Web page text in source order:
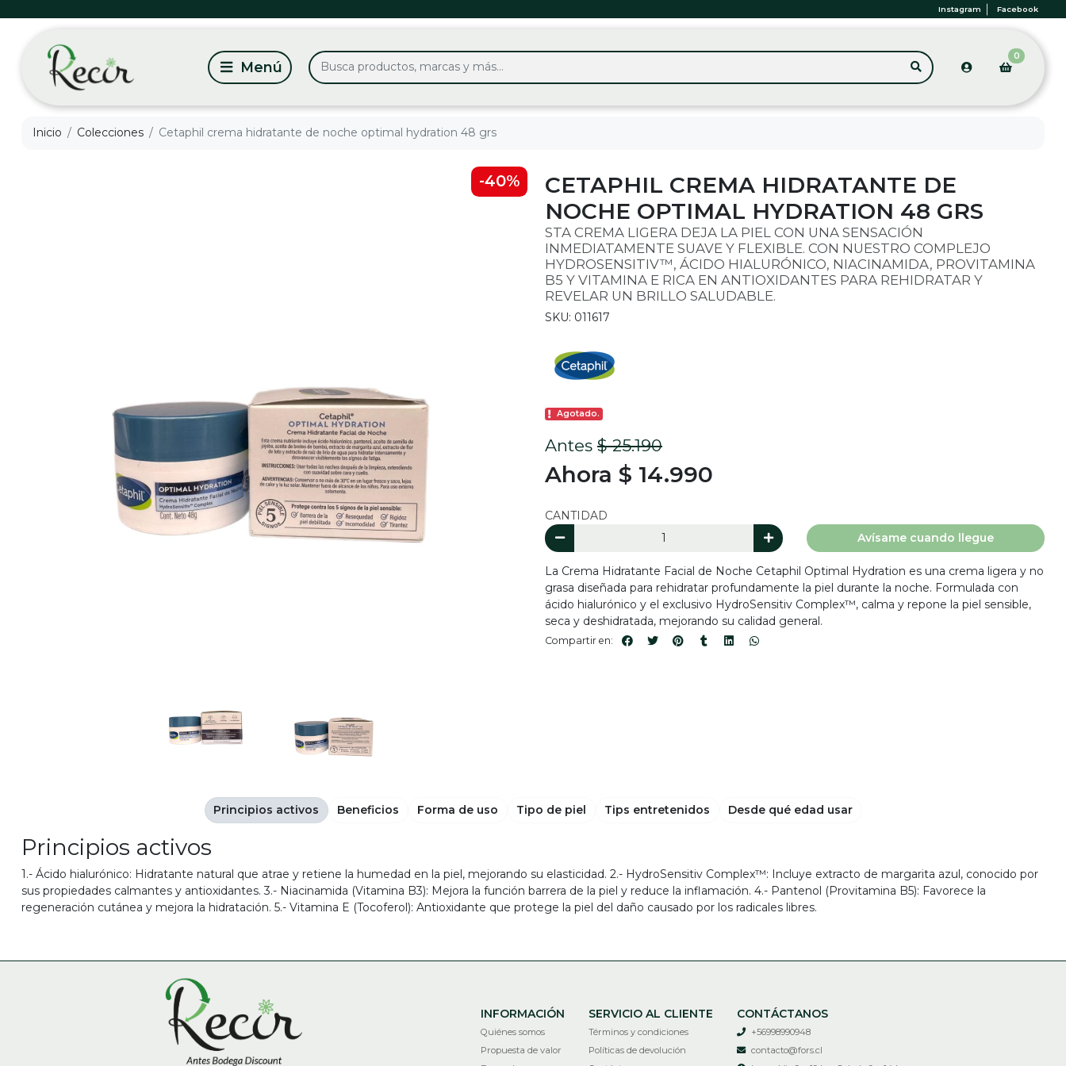
Instagram Facebook
0
Inicio Colecciones Cetaphil crema hidratante de noche optimal hydration 48 grs
-40%
CETAPHIL CREMA HIDRATANTE DE
NOCHE OPTIMAL HYDRATION 48 GRS
STA CREMA LIGERA DEJA LA PIEL CON UNA SENSACIÓN
INMEDIATAMENTE SUAVE Y FLEXIBLE. CON NUESTRO COMPLEJO
HYDROSENSITIV™, ÁCIDO HIALURÓNICO, NIACINAMIDA, PROVITAMINA
B5 Y VITAMINA E RICA EN ANTIOXIDANTES PARA REHIDRATAR Y
REVELAR UN BRILLO SALUDABLE.
SKU: 011617
Agotado.
Antes $ 25.190
Ahora $ 14.990
CANTIDAD
Avísame cuando llegue
La Crema Hidratante Facial de Noche Cetaphil Optimal Hydration es una crema ligera y no
grasa diseñada para rehidratar profundamente la piel durante la noche. Formulada con
ácido hialurónico y el exclusivo HydroSensitiv Complex™, calma y repone la piel sensible,
seca y deshidratada, mejorando su calidad general.
Compartir en:
Principios activos
1.- Ácido hialurónico: Hidratante natural que atrae y retiene la humedad en la piel, mejorando su elasticidad. 2.- HydroSensitiv Complex™: Incluye extracto de margarita azul, conocido por
sus propiedades calmantes y antioxidantes. 3.- Niacinamida (Vitamina B3): Mejora la función barrera de la piel y reduce la inflamación. 4.- Pantenol (Provitamina B5): Favorece la
regeneración cutánea y mejora la hidratación. 5.- Vitamina E (Tocoferol): Antioxidante que protege la piel del daño causado por los radicales libres.
Principios activos Beneficios Forma de uso Tipo de piel Tips entretenidos Desde qué edad usar
INFORMACIÓN
Quiénes somos
Propuesta de valor
SERVICIO AL CLIENTE
Términos y condiciones
Políticas de devolución
CONTÁCTANOS
+56998990948
contacto@fors.cl